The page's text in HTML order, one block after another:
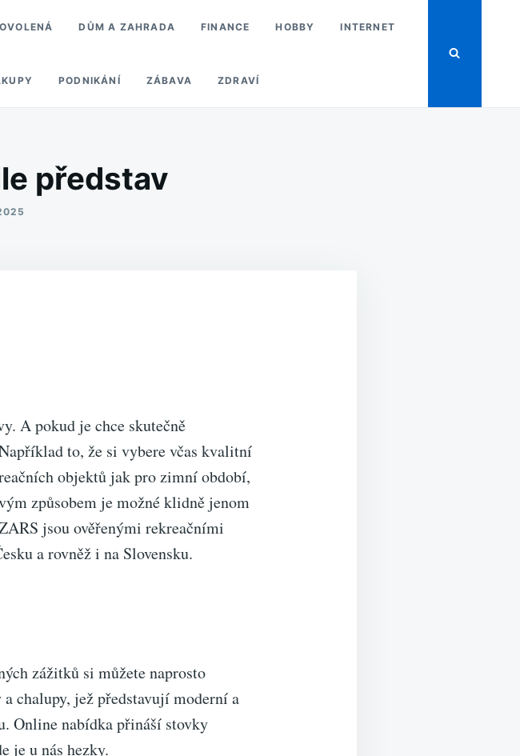
DŮM A ZAHRADA FINANCE HOBBY INTERNET
PODNIKÁNÍ ZÁBAVA ZDRAVÍ
představ
A pokud je chce skutečně
to, že si vybere včas kvalitní
objektů jak pro zimní období,
způsobem je možné klidně jenom
jsou ověřenými rekreačními
a rovněž i na Slovensku.
zážitků si můžete naprosto
a chalupy, jež představují moderní a
Online nabídka přináší stovky
je u nás hezky.